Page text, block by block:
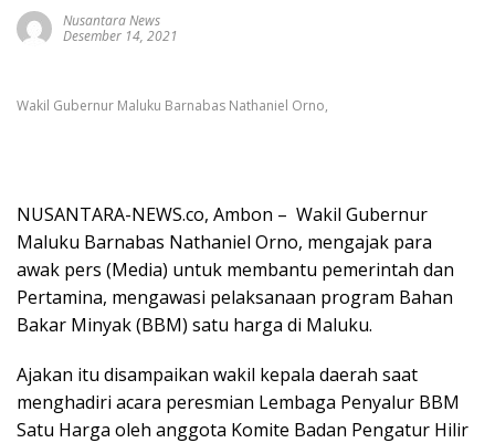
Nusantara News
Desember 14, 2021
Wakil Gubernur Maluku Barnabas Nathaniel Orno,
NUSANTARA-NEWS.co, Ambon – Wakil Gubernur
Maluku Barnabas Nathaniel Orno, mengajak para
awak pers (Media) untuk membantu pemerintah dan
Pertamina, mengawasi pelaksanaan program Bahan
Bakar Minyak (BBM) satu harga di Maluku.
Ajakan itu disampaikan wakil kepala daerah saat
menghadiri acara peresmian Lembaga Penyalur BBM
Satu Harga oleh anggota Komite Badan Pengatur Hilir